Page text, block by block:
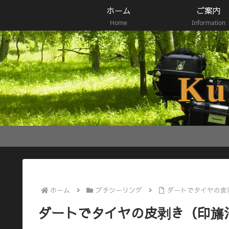
ホーム
Home
ご案内
Information
ホーム プチツーリング ダートでタイヤの
ダートでタイヤの皮剥き（印旛